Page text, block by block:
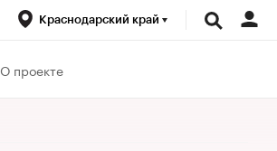
Краснодарский край
О проекте